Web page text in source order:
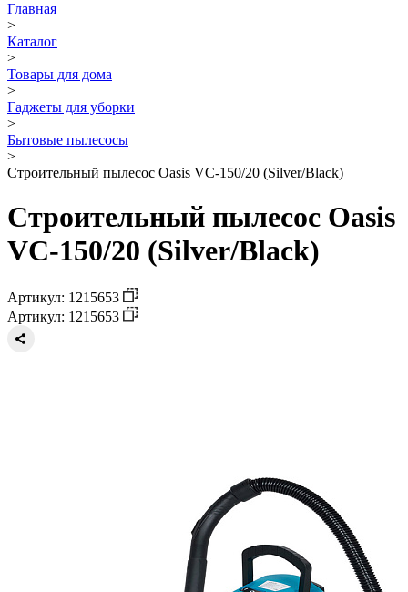
Главная
>
Каталог
>
Товары для дома
>
Гаджеты для уборки
>
Бытовые пылесосы
>
Строительный пылесос Oasis VC-150/20 (Silver/Black)
Строительный пылесос Oasis
VC-150/20 (Silver/Black)
Артикул: 1215653
Артикул: 1215653